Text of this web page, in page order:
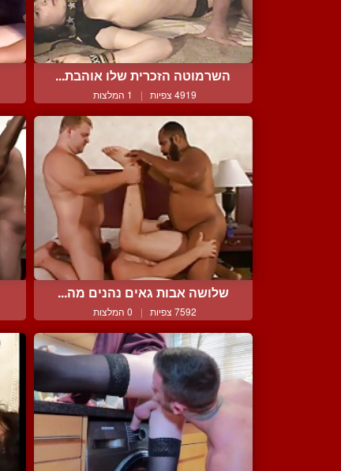
השרמוטה הזכרית שלו אוהבת...
4919 צפיות | 1 המלצות
שלושה אבות גאים נהנים מה...
7592 צפיות | 0 המלצות